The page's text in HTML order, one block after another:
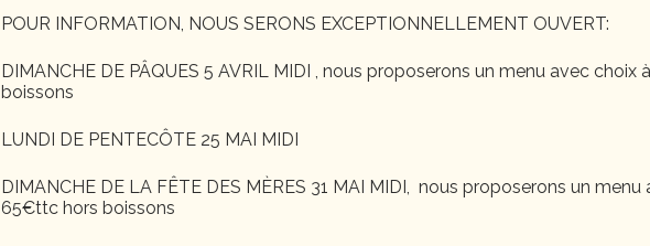
POUR INFORMATION, NOUS SERONS EXCEPTIONNELLEMENT OUVERT:
DIMANCHE DE PÂQUES 5 AVRIL MIDI , nous proposerons un menu avec choix
boissons
LUNDI DE PENTECÔTE 25 MAI MIDI
DIMANCHE DE LA FÊTE DES MÈRES 31 MAI MIDI, nous proposerons un menu
65€ttc hors boissons